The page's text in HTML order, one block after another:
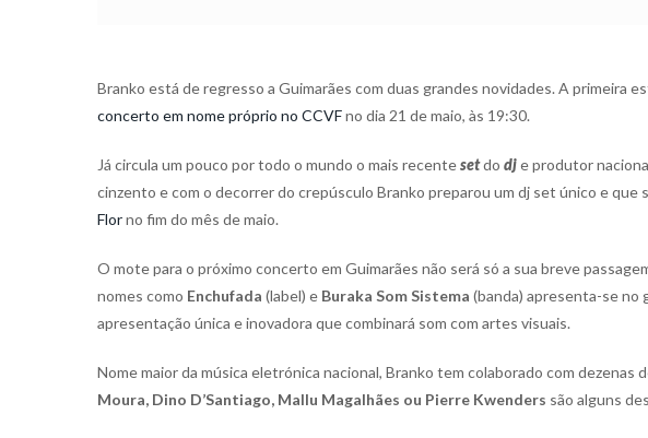
Branko está de regresso a Guimarães com duas grandes novidades. A primeira
concerto em nome próprio no CCVFno dia 21 de maio, às 19:30.
Já circula um pouco por todo o mundo o mais recentesetdo dje produtor
cinzento e com o decorrer do crepúsculo Branko preparou um dj set único e que
Florno fim do mês de maio.
O mote para o próximo concerto em Guimarães não será só a sua breve
nomes como Enchufada (label) e Buraka Som Sistema (banda) apresenta-se no
apresentação única e inovadora que combinará som com artes visuais.
Nome maior da música eletrónica nacional, Branko tem colaborado com dezenas
Moura, Dino D’Santiago, Mallu Magalhães ou Pierre Kwenders são alguns